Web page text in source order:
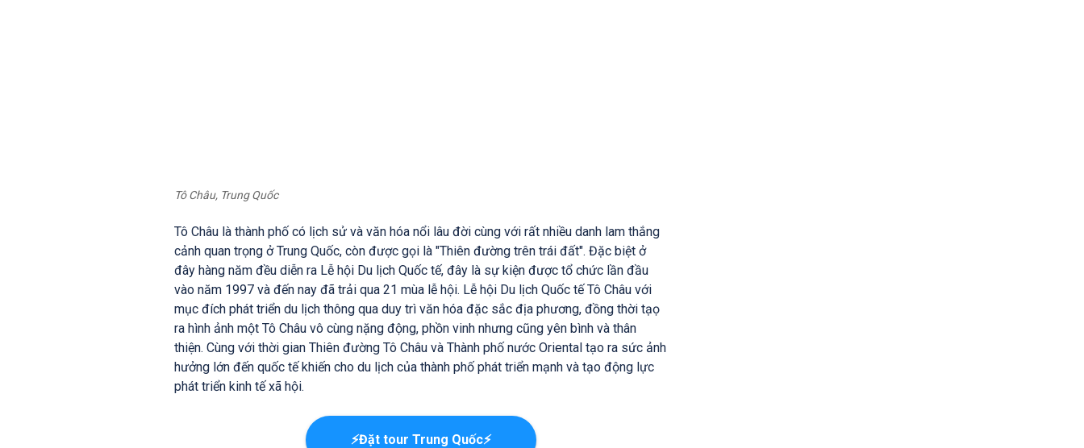
Tô Châu, Trung Quốc
Tô Châu là thành phố có lịch sử và văn hóa nổi lâu đời cùng với rất nhiều danh lam thắng
cảnh quan trọng ở Trung Quốc, còn được gọi là "Thiên đường trên trái đất". Đặc biệt ở
đây hàng năm đều diễn ra Lễ hội Du lịch Quốc tế, đây là sự kiện được tổ chức lần đầu
vào năm 1997 và đến nay đã trải qua 21 mùa lễ hội. Lễ hội Du lịch Quốc tế Tô Châu với
mục đích phát triển du lịch thông qua duy trì văn hóa đặc sắc địa phương, đồng thời tạọ
ra hình ảnh một Tô Châu vô cùng nặng động, phồn vinh nhưng cũng yên bình và thân
thiện. Cùng với thời gian Thiên đường Tô Châu và Thành phố nước Oriental tạo ra sức ảnh
hưởng lớn đến quốc tế khiến cho du lịch của thành phố phát triển mạnh và tạo động lực
phát triển kinh tế xã hội.
⚡Đặt tour Trung Quốc⚡